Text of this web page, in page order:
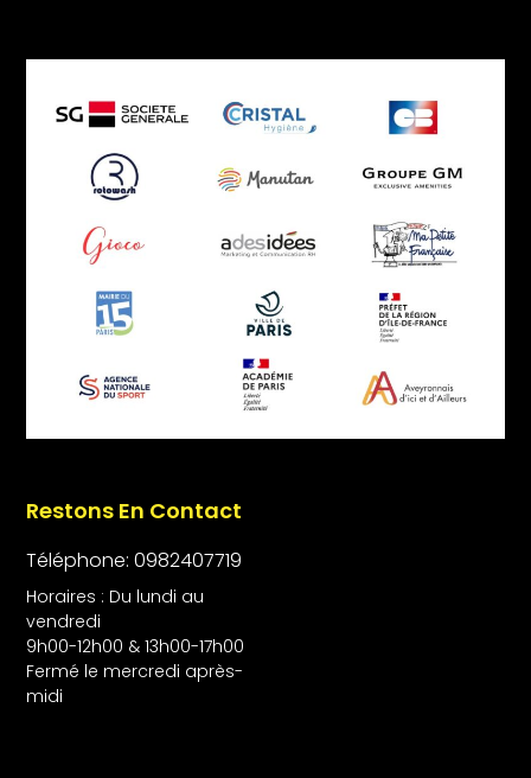
Restons En Contact
Téléphone: 0982407719
Horaires : Du lundi au
vendredi
9h00-12h00 & 13h00-17h00
Fermé le mercredi après-
midi